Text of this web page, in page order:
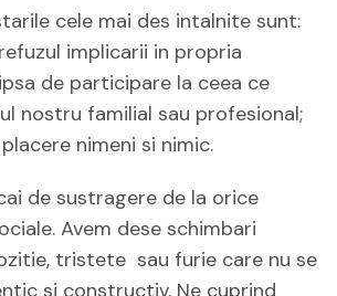
cele mai des intalnite sunt:
implicarii in propria
de participare la ceea ce
nostru familial sau profesional;
nimeni si nimic.
de sustragere de la orice
Avem dese schimbari
tristete sau furie care nu se
si constructiv. Ne cuprind